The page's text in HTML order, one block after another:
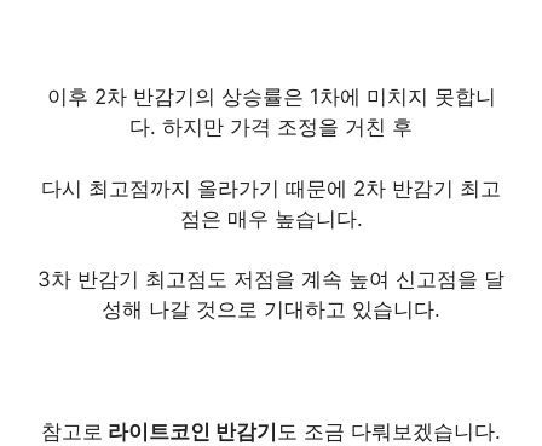
이후 2차 반감기의 상승률은 1차에 미치지 못합니
다. 하지만 가격 조정을 거친 후
다시 최고점까지 올라가기 때문에 2차 반감기 최고
점은 매우 높습니다.
3차 반감기 최고점도 저점을 계속 높여 신고점을 달
성해 나갈 것으로 기대하고 있습니다.
참고로 라이트코인 반감기 도 조금 다뤄보겠습니다.